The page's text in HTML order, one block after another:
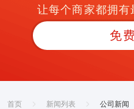
让每个商家都拥
免
首页 新闻列表 公司新闻